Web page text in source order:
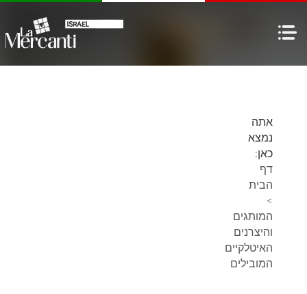
אתה
נמצא
כאן:
דף
הבית
>
המותגים
והיצרנים
האיטלקיים
המובילים